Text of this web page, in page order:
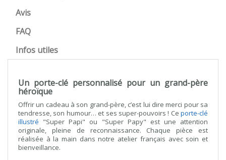
Avis
FAQ
Infos utiles
Un porte-clé personnalisé pour un grand-père
héroïque
Offrir un cadeau à son grand-père, c’est lui dire merci pour sa
tendresse, son humour… et ses super-pouvoirs ! Ce porte-clé
illustré "Super Papi" ou "Super Papy" est une attention
originale, pleine de reconnaissance. Chaque pièce est
réalisée à la main dans notre atelier français avec soin et
bienveillance.